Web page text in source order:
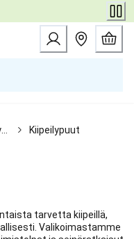
Kiipeilypuut
tarvetta kiipeillä,
Valikoimastamme